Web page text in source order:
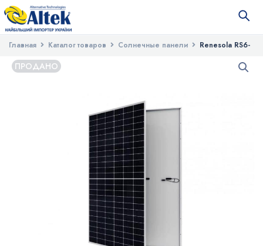
Главная Каталог товаров Солнечные панели
Renesola RS6-
575N-E3 Солнечный фотоэлектрический модуль
ПРОДАНО